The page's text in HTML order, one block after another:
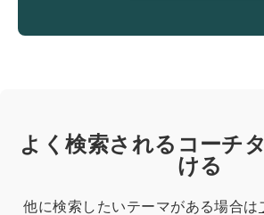
よく検索されるコーチ
ける
他に検索したいテーマがある場合は